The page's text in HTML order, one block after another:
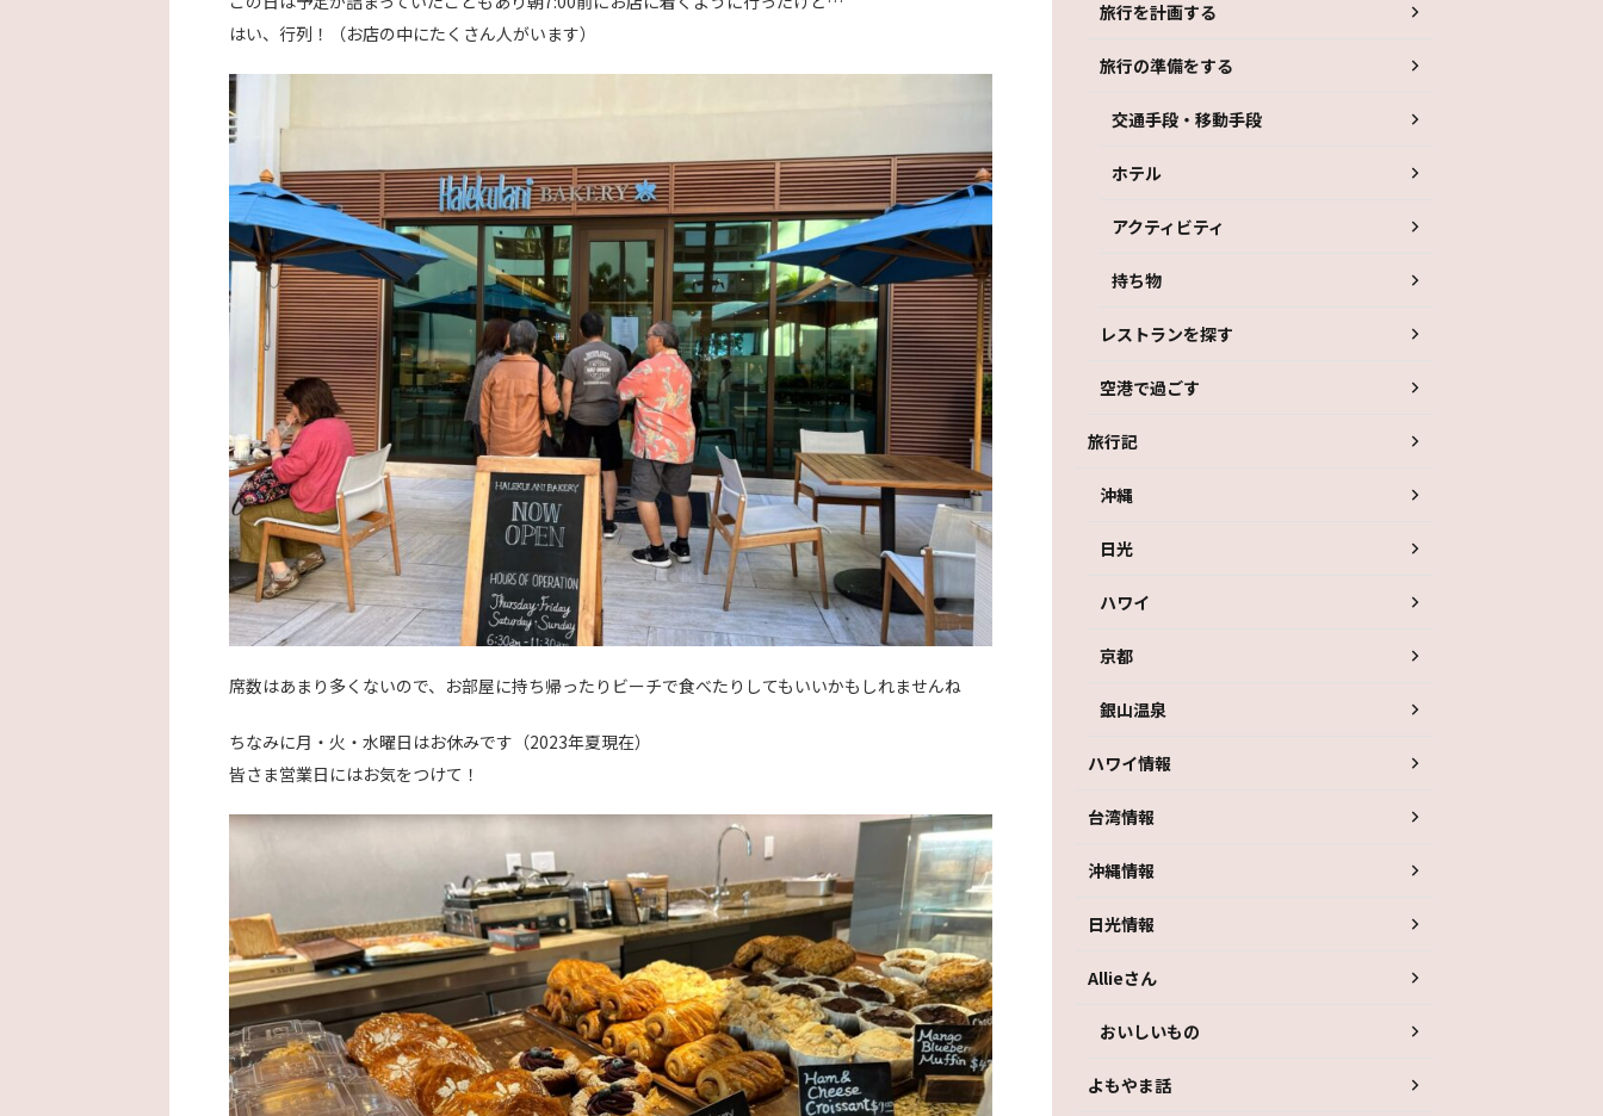
はい、行列！（お店の中にたくさん人がいます）
席数はあまり多くないので、お部屋に持ち帰ったりビーチで食べたりしてもいいかもしれませんね
ちなみに月・火・水曜日はお休みです（2023年夏現在）
皆さま営業日にはお気をつけて！
旅行を計画する
旅行の準備をする
交通手段・移動手段
ホテル
アクティビティ
持ち物
レストランを探す
空港で過ごす
旅行記
沖縄
日光
ハワイ
京都
銀山温泉
ハワイ情報
台湾情報
沖縄情報
日光情報
Allieさん
おいしいもの
よもやま話